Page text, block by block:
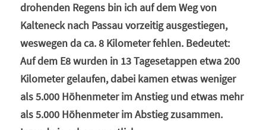
drohenden Regens bin ich auf dem Weg von
Kalteneck nach Passau vorzeitig ausgestiegen,
weswegen da ca. 8 Kilometer fehlen. Bedeutet:
Auf dem E8 wurden in 13 Tagesetappen etwa 200
Kilometer gelaufen, dabei kamen etwas weniger
als 5.000 Höhenmeter im Anstieg und etwas mehr
als 5.000 Höhenmeter im Abstieg zusammen.